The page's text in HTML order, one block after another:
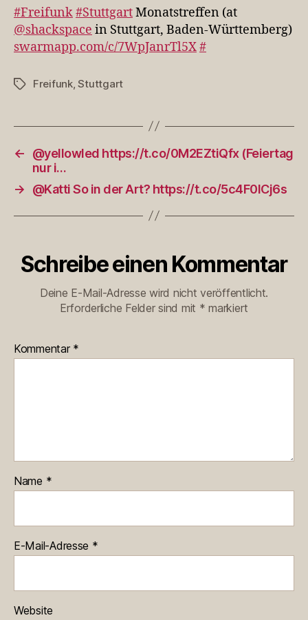
@shackspace…
#Freifunk#StuttgartMonatstreffen (at
@shackspace in Stuttgart, Baden-Württemberg)
swarmapp.com/c/7WpJanrTl5X#
Schlagwörter
Freifunk,Stuttgart
←
@yellowled https://t.co/0M2EZtiQfx (Feiertag
nur i…
→
@Katti So in der Art? https://t.co/5c4F0ICj6s
Schreibe einen Kommentar
Deine E-Mail-Adresse wird nicht veröffentlicht.
Erforderliche Felder sind mit * markiert
Kommentar *
Name *
E-Mail-Adresse *
Website